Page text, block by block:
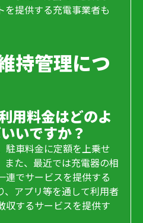
を提供する充電事業者も
持管理につ
用料金はどのよ
いですか？
車料金に定額を上乗せ
また、最近では充電器の相
連でサービスを提供する
、アプリ等を通して利用者
収するサービスを提供す